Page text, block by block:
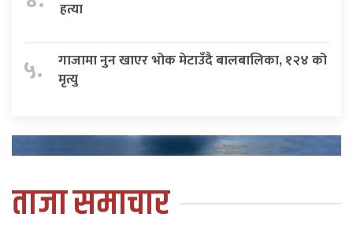
हत्या
५.
गाजामा नुन खाएर भोक मेटाउँदै बालबालिका, १२४ को
मृत्यु
ताजा समाचार